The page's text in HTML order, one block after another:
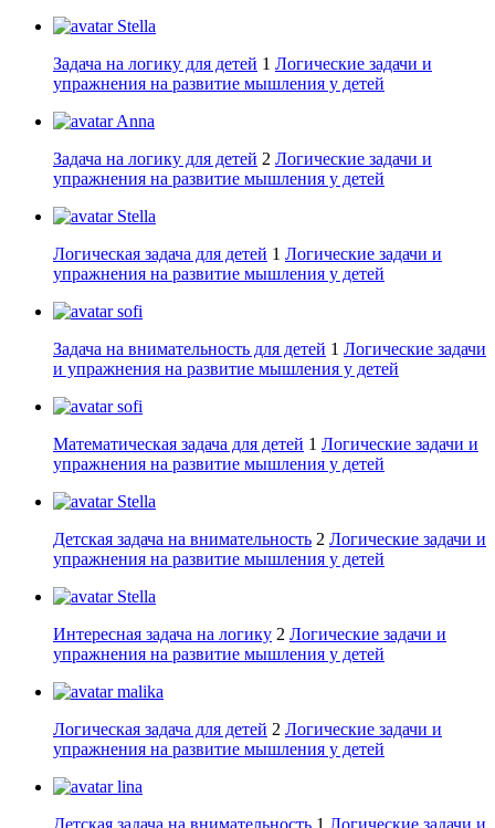
Stella
Задача на логику для детей 1 Логические задачи и
упражнения на развитие мышления у детей
Anna
Задача на логику для детей 2 Логические задачи и
упражнения на развитие мышления у детей
Stella
Логическая задача для детей 1 Логические задачи и
упражнения на развитие мышления у детей
sofi
Задача на внимательность для детей 1 Логические задачи
и упражнения на развитие мышления у детей
sofi
Математическая задача для детей 1 Логические задачи и
упражнения на развитие мышления у детей
Stella
Детская задача на внимательность 2 Логические задачи и
упражнения на развитие мышления у детей
Stella
Интересная задача на логику 2 Логические задачи и
упражнения на развитие мышления у детей
malika
Логическая задача для детей 2 Логические задачи и
упражнения на развитие мышления у детей
lina